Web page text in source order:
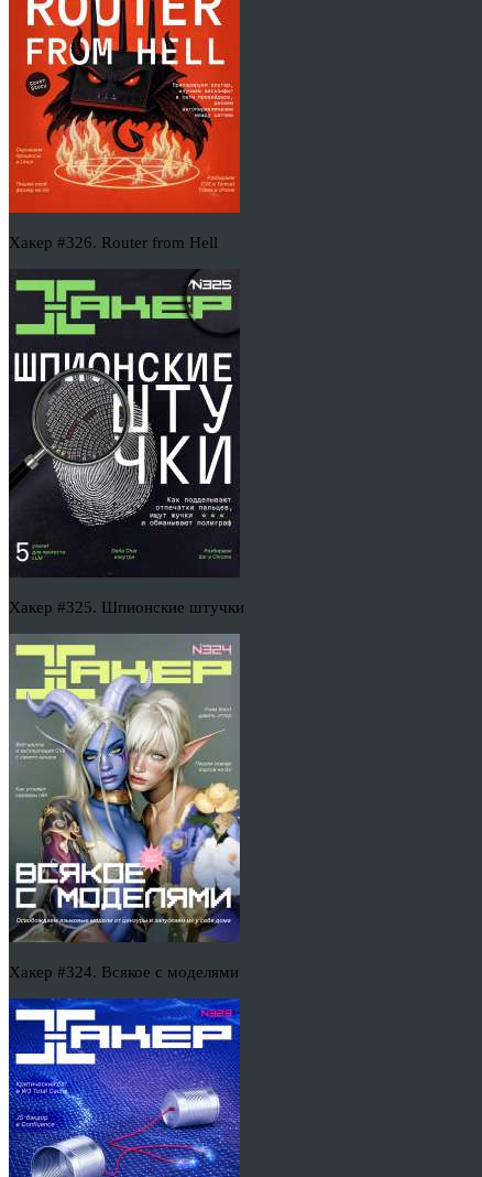
Хакер #326. Router from Hell
Хакер #325. Шпионские штучки
Хакер #324. Всякое с моделями